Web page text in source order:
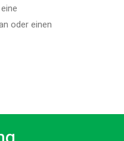
oder einen